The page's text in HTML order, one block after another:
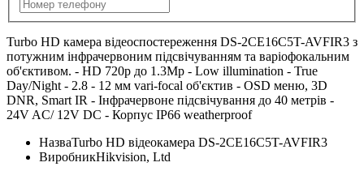
Turbo HD камера відеоспостереження DS-2CE16C5T-AVFIR3 з
потужним інфрачервоним підсвічуванням та варіофокальним
об'єктивом. - HD 720p до 1.3Mp - Low illumination - True
Day/Night - 2.8 - 12 мм vari-focal об'єктив - OSD меню, 3D
DNR, Smart IR - Інфрачервоне підсвічування до 40 метрів -
24V AC/ 12V DC - Корпус IP66 weatherproof
НазваTurbo HD відеокамера DS-2CE16C5T-AVFIR3
ВиробникHikvision, Ltd